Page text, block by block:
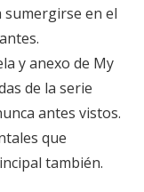
sumergirse en el
y anexo de My
de la serie
antes vistos.
que
también.